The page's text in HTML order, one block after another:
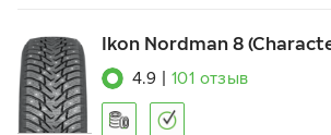
Ikon Nordman 8
4.9 101 отзыв